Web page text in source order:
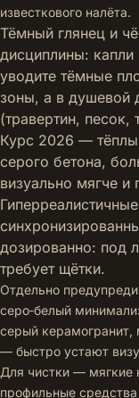
известкового налёта.
Тёмный глянец и
дисциплины:
уводите тёмные
зоны, а в душевой
(травертин, песок,
Курс 2026 —
серого бетона,
визуально мягче и
дозированно: под
требует щётки.
Отдельно
серо‑белый
серый керамогранит,
— быстро устают
Для чистки — мягкие
профильные